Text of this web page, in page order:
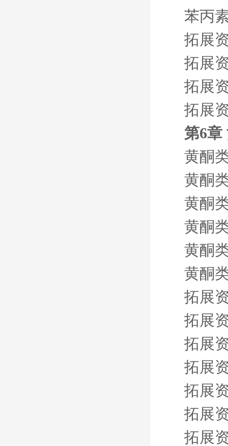
苯丙
拓展
拓展
拓展
拓展
第6章
黄酮
黄酮
黄酮
黄酮
黄酮
黄酮
拓展
拓展
拓展
拓展
拓展
拓展
拓展